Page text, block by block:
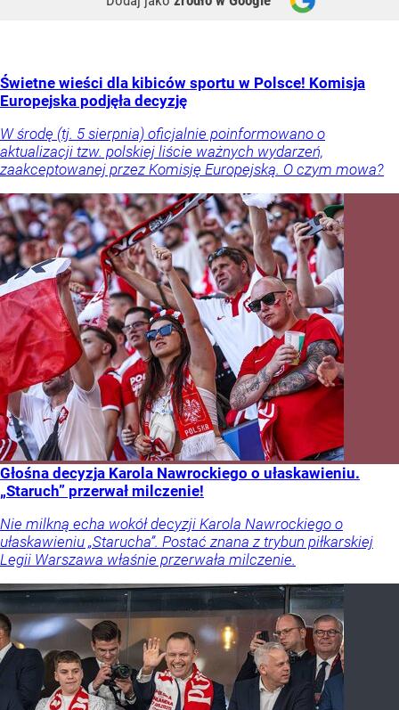
Świetne wieści dla kibiców sportu w Polsce! Komisja
Europejska podjęła decyzję
W środę (tj. 5 sierpnia) oficjalnie poinformowano o
aktualizacji tzw. polskiej liście ważnych wydarzeń,
zaakceptowanej przez Komisję Europejską. O czym mowa?
Głośna decyzja Karola Nawrockiego o ułaskawieniu.
„Staruch” przerwał milczenie!
Nie milkną echa wokół decyzji Karola Nawrockiego o
ułaskawieniu „Starucha”. Postać znana z trybun piłkarskiej
Legii Warszawa właśnie przerwała milczenie.